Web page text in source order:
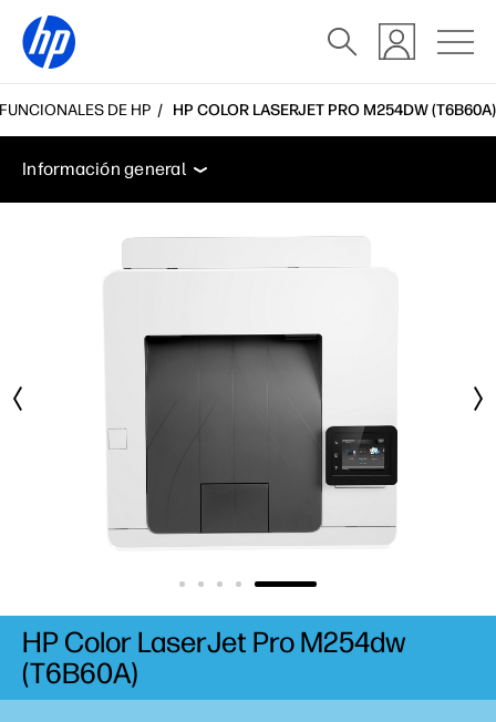
DE HP HP COLOR LASERJET PRO M254DW (T6B60A)
Información general Características
Información general
Características
HP Color LaserJet Pro M254dw
(T6B60A)